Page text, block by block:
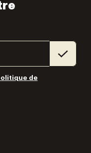
de